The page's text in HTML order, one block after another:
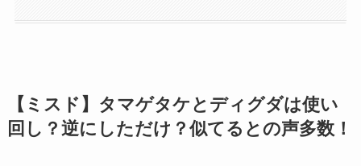
【ミスド】タマゲタケとディグダは使い
回し？逆にしただけ？似てるとの声多数！